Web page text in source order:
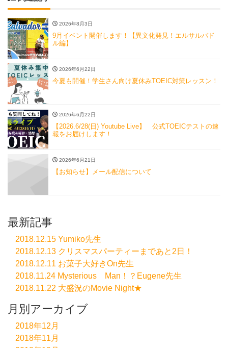
2026年8月3日
9月イベント開催します！【異文化発見！エルサルバド
ル編】
2026年6月22日
今夏も開催！学生さん向け夏休みTOEIC対策レッスン！
2026年6月22日
【2026.6/28(日) Youtube Live】 公式TOEICテストの速
報をお届けします！
2026年6月21日
【お知らせ】メール配信について
最新記事
2018.12.15 Yumiko先生
2018.12.13 クリスマスパーティーまであと2日！
2018.12.11 お菓子大好きOn先生
2018.11.24 Mysterious Man！？Eugene先生
2018.11.22 大盛況のMovie Night★
月別アーカイブ
2018年12月
2018年11月